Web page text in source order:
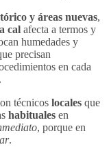
y áreas nuevas,
cal afecta a termos y
humedades y
precisan
en cada
técnicos locales que
habituales en
, porque en
.